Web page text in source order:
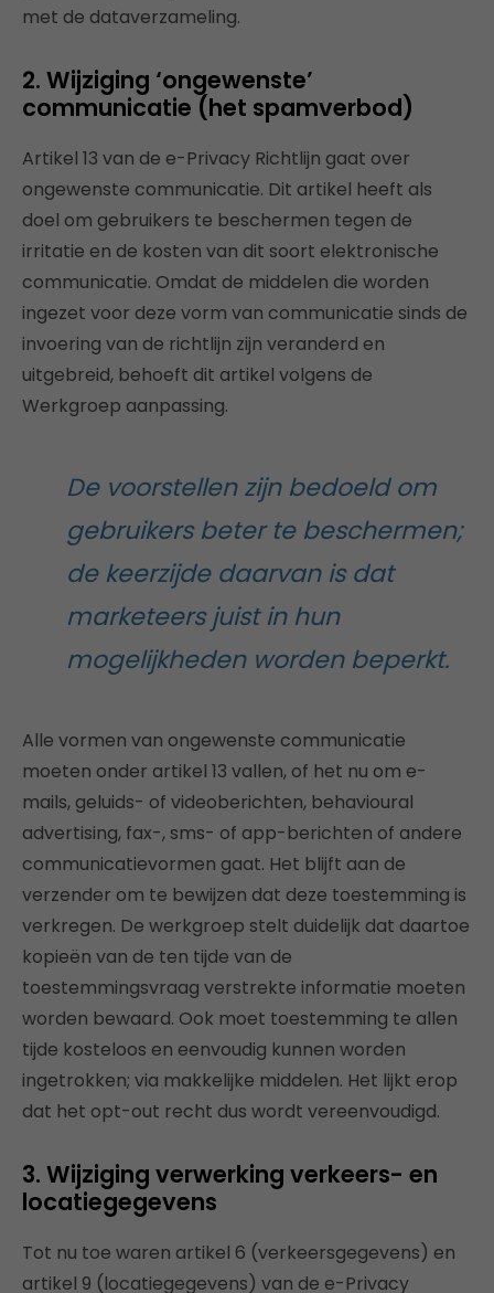
met de dataverzameling.
2. Wijziging ‘ongewenste’
communicatie (het spamverbod)
Artikel 13 van de e-Privacy Richtlijn gaat over
ongewenste communicatie. Dit artikel heeft als
doel om gebruikers te beschermen tegen de
irritatie en de kosten van dit soort elektronische
communicatie. Omdat de middelen die worden
ingezet voor deze vorm van communicatie sinds de
invoering van de richtlijn zijn veranderd en
uitgebreid, behoeft dit artikel volgens de
Werkgroep aanpassing.
De voorstellen zijn bedoeld om
gebruikers beter te beschermen;
de keerzijde daarvan is dat
marketeers juist in hun
mogelijkheden worden beperkt.
Alle vormen van ongewenste communicatie
moeten onder artikel 13 vallen, of het nu om e-
mails, geluids- of videoberichten, behavioural
advertising, fax-, sms- of app-berichten of andere
communicatievormen gaat. Het blijft aan de
verzender om te bewijzen dat deze toestemming is
verkregen. De werkgroep stelt duidelijk dat daartoe
kopieën van de ten tijde van de
toestemmingsvraag verstrekte informatie moeten
worden bewaard. Ook moet toestemming te allen
tijde kosteloos en eenvoudig kunnen worden
ingetrokken; via makkelijke middelen. Het lijkt erop
dat het opt-out recht dus wordt vereenvoudigd.
3. Wijziging verwerking verkeers- en
locatiegegevens
Tot nu toe waren artikel 6 (verkeersgegevens) en
artikel 9 (locatiegegevens) van de e-Privacy